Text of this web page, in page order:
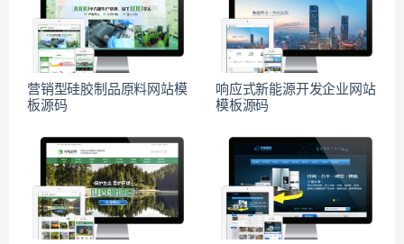
营销型硅胶制品原料网站模
板源码
响应式新能源开发企业网站
模板源码